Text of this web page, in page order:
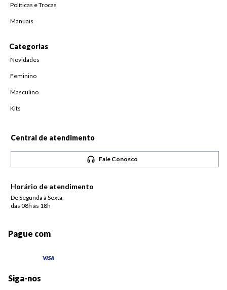
Políticas e Trocas
Manuais
Categorias
Novidades
Feminino
Masculino
Kits
Central de atendimento
Fale Conosco
Horário de atendimento
De Segunda à Sexta,
das 08h às 18h
Pague com
Siga-nos